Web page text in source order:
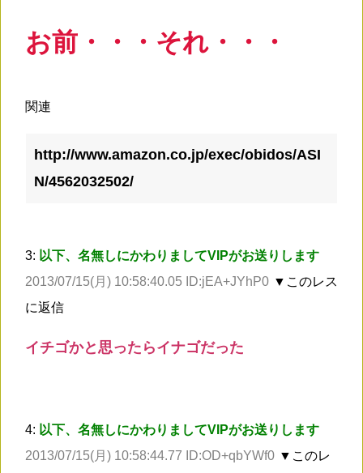
お前・・・それ・・・
関連
http://www.amazon.co.jp/exec/obidos/ASI
N/4562032502/
3: 以下、名無しにかわりましてVIPがお送りします
2013/07/15(月) 10:58:40.05 ID:jEA+JYhP0 ▼このレス
に返信
イチゴかと思ったらイナゴだった
4: 以下、名無しにかわりましてVIPがお送りします
2013/07/15(月) 10:58:44.77 ID:OD+qbYWf0 ▼このレ